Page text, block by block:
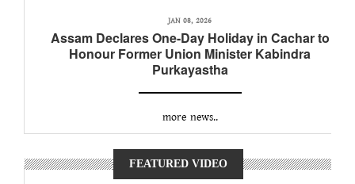
JAN 08, 2026
Assam Declares One-Day Holiday in Cachar to
Honour Former Union Minister Kabindra
Purkayastha
more news..
FEATURED VIDEO